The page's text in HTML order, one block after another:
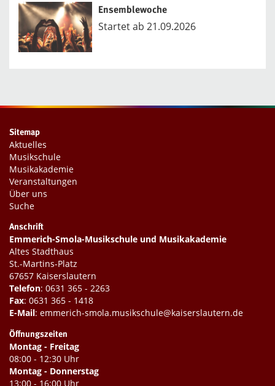
Ensemblewoche
Startet ab 21.09.2026
Sitemap
Aktuelles
Musikschule
Musikakademie
Veranstaltungen
Über uns
Suche
Anschrift
Emmerich-Smola-Musikschule und Musikakademie
Altes Stadthaus
St.-Martins-Platz
67657 Kaiserslautern
Telefon: 0631 365 - 2263
Fax: 0631 365 - 1418
E-Mail: emmerich-smola.musikschule@kaiserslautern.de
Öffnungszeiten
Montag - Freitag
08:00 - 12:30 Uhr
Montag - Donnerstag
13:00 - 16:00 Uhr